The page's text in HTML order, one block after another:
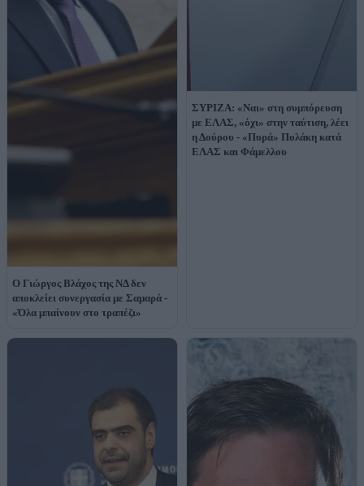
O Γιώργος Βλάχος της ΝΔ δεν
αποκλείει συνεργασία με Σαμαρά -
«Όλα μπαίνουν στο τραπέζι»
ΣΥΡΙΖΑ: «Ναι» στη συμπόρευση
με ΕΛΑΣ, «όχι» στην ταύτιση, λέει
η Δούρου - «Πυρά» Πολάκη κατά
ΕΛΑΣ και Φάμελλου